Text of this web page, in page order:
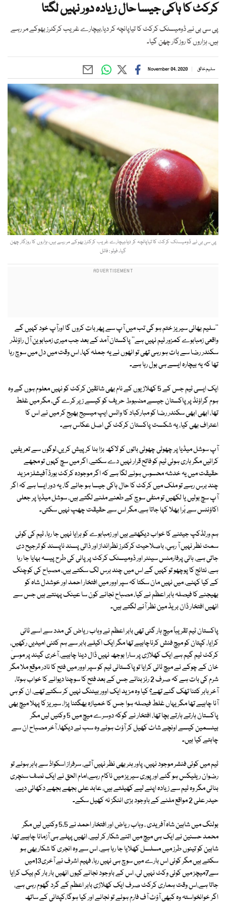
کرکٹ کا ہاکی جیسا حال زیادہ دور نہیں لگتا
پی سی بی نے ڈومیسٹک کرکٹ کا تیاپانچہ کر دیا،بیچارے غریب کرکٹرز بھوکے مر رہے
ہیں، ہزاروں کا روزگار چھن گیا۔
سلیم خالق November 04, 2020
پی سی بی نے ڈومیسٹک کرکٹ کا تیاپانچہ کر دیا،بیچارے غریب کرکٹرز بھوکے مر رہے ہیں، ہزاروں کا روزگار چھن
گیا۔ فوٹو : فائل
''سلیم بھائی سیریز ختم ہو گی تب میں آپ سے پھر بات کروں گا اورآپ خود کہیں گے
واقعی زمبابوے کمزور ٹیم نہیں ہے'' پاکستان آمد کے بعد جب میری زمبابوین آل راؤنڈر
سکندر رضا سے بات ہو رہی تھی تو انھوں نے یہ جملہ کہا، اس وقت میں دل میں سوچ رہا
تھا کہ یہ بیچارہ ایسے ہی بول رہا ہے۔
ایک ایسی ٹیم جس کے 5 کھلاڑیوں کے نام بھی شائقین کرکٹ کو نہیں معلوم ہوں گے وہ
ہوم گراؤنڈ پر پاکستان جیسے مضبوط حریف کو کیسے زیر کرے گی، مگر میں غلط
تھا، ابھی ابھی سکندر رضا کو مبارکباد کا واٹس ایپ میسیج بھیج کر میں نے اس کا
اعتراف بھی کیا، یہ شکست پاکستان کرکٹ کی اصل عکاس ہے۔
آپ سوشل میڈیا پر چھوٹی چھوٹی باتوں کو لاکھ بڑا بنا کرپیش کریں،لوگوں سے تعریفیں
کرائیں مگر ہاری ہوئی ٹیم کو فاتح قرار نہیں دے سکتے، اگر میں سچ کہوں تو مجھے
حقیقت میں یہ خدشہ محسوس ہونے لگا ہے کہ اگر موجودہ کرکٹ بورڈ آفیشلز مزید
چند برس رہے تو ملک میں کرکٹ کا حال ہاکی جیسا ہو جائے گا، یہ دور ایسا ہے کہ اگر
آپ سچ بولیں یا لکھیں تو منفی سوچ کے طعنے ملنے لگتے ہیں، سوشل میڈیا پر جعلی
اکاؤنٹس سے بْرا بھلا کہا جاتا ہے، مگر اس سے حقیقت چھپ نہیں سکتی۔
ہم ورلڈکپ جیتنے کا خواب دیکھتے ہیں اور زمبابوے کو ہرایا نہیں جا رہا، ٹیم کی کوئی
سمت نظر نہیں آ رہی، باصلاحیت کرکٹرز نظرانداز اور ذاتی پسند ناپسند کو ترجیح دی
جاتی ہے، ہائی پرفارمنس سینٹر اور ڈومیسٹک کرکٹ پر پانی کی طرح پیسہ بہایا جا رہا
ہے، نتائج کا پوچھو تو کہیں گے اس میں چند برس لگ سکتے ہیں، مصباح کی کوچنگ
کے کیا کہنے، میں نہیں مان سکتا کہ سپر اوور میں افتخار احمد اور خوشدل شاہ کو
بھیجنے کا فیصلہ بابر اعظم نے کیا، مصباح نجانے کون سا عینک پہنتے ہیں جس سے
انھیں افتخار ڈان بریڈ مین نظر آنے لگتے ہیں۔
پاکستان ٹیم تقریباً میچ ہار گئی تھی بابر اعظم نے وہاب ریاض کی مدد سے اسے ٹائی
کرایا، کپتان کو میچ فنش کرناچاہیے تھا مگر ایک اکیلے بابر سے ہم کتنی امیدیں رکھیں،
کرکٹ ٹیم گیم ہے ایک کھلاڑی پر سارا بوجھ نہیں ڈال دینا چاہیے، آخری گیند پر موسیٰ
خان کے چوکے نے میچ ٹائی کرایا تو پاکستانی ٹیم کو سپر اوور میں فتح کا نادر موقع ملا مگر
شرم کی بات ہے کہ صرف 2 رنز بنائے جس کے بعد فتح کا سوچنا دیوانے کا خواب ہوتا،
آخر بابر کتنا تھک گئے تھے؟ کیا وہ مزید ایک اوور بیٹنگ نہیں کر سکتے تھے، ان کو ہی
آنا چاہیے تھا مگر یہاں غلط فیصلہ ہوا جس کا خمیازہ بھگتنا پڑا، سیریز کا پہلا میچ بھی
پاکستان ہارتے ہارتے بچا تھا، افتخار نے گوکہ دوسرے میچ میں 5 وکٹیں لیں مگر
بیٹسمین کیسے اونچے شاٹ کھیل کر آؤٹ ہوئے وہ سب نے دیکھا، آخر مصباح ان سے
چاہتے کیا ہیں۔
ٹیم میں کوئی فنشر موجود نہیں، پاور ہٹر بھی نظر نہیں آتے، سرفراز اسکواڈ سے باہر ہوئے تو
رضوان ریلیکس ہو گئے اور پوری سیریز میں ناکام رہے،امام الحق نے ایک نصف سنچری
بنائی مگر وہ ٹیم سے زیادہ اپنے لیے کھیلتے ہیں، عابد علی بجھے بجھے دکھائی دیے،
حیدر علی 2 مواقع ملنے کے باوجود بڑی اننگز نہ کھیل سکے۔
بولنگ میں شاہین شاہ آفریدی ، وہاب ریاض اور افتخار احمد نے 5،5 وکٹیں لیں مگر
محمد حسنین نے ایک ہی میچ میں اتنے شکار کر لیے، انھیں پہلے ہی آزمانا چاہیے تھا،
شاہین کو تینوں طرز میں مسلسل کھلایا جا رہا ہے، اس سے وہ انجری کا شکار بھی ہو
سکتے ہیں مگر کوئی اس بارے میں سوچ ہی نہیں رہا، فہیم اشرف نے آخری13میں
سے7میچز میں کوئی وکٹ نہیں لی، اس کے باوجود نجانے کیوں انھیں بار بار کم بیک کرایا
جاتا ہے،اس وقت ہماری کرکٹ صرف ایک کھلاڑی بابر اعظم کے گرد گھوم رہی ہے،
اگر خوانخواستہ وہ کبھی آؤٹ آف فارم ہوئے تو نجانے اور کیا ہوگا،کپتانی کے ساتھ